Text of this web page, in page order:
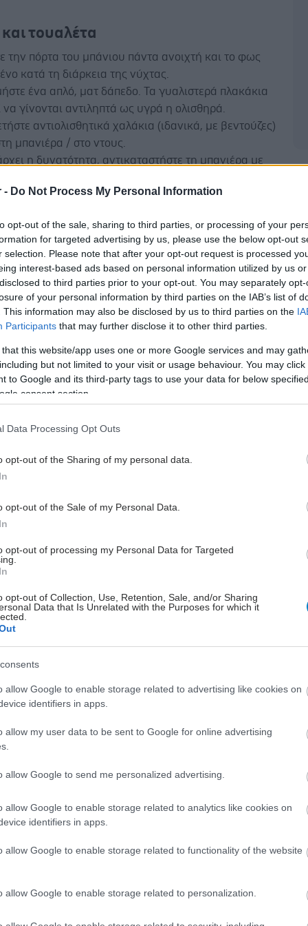
- Do Not Process My Personal Information
opt-out of the sale, sharing to third parties, or processing of your
for targeted advertising by us, please use the below opt-out
selection. Please note that after your opt-out request is processed
interest-based ads based on personal information utilized by us
to third parties prior to your opt-out. You may separately
of your personal information by third parties on the IAB’s list of
This information may also be disclosed by us to third parties on the
Participants that may further disclose it to other third parties.
that this website/app uses one or more Google services and may
but not limited to your visit or usage behaviour. You may
to Google and its third-party tags to use your data for below
consent section.
Data Processing Opt Outs
opt-out of the Sharing of my personal data.
opt-out of the Sale of my Personal Data.
opt-out of processing my Personal Data for Targeted
opt-out of Collection, Use, Retention, Sale, and/or Sharing
Data that Is Unrelated with the Purposes for which it
allow Google to enable storage related to advertising like cookies on
identifiers in apps.
allow my user data to be sent to Google for online advertising
allow Google to send me personalized advertising.
allow Google to enable storage related to analytics like cookies on
identifiers in apps.
allow Google to enable storage related to functionality of the website
allow Google to enable storage related to personalization.
τουαλέτα
την πόρτα του μπάνιου πάντα ανοιχτή και το φως
κατά τη διάρκεια της νύχτας.
ένα απλό, ματ δάπεδο. Τα γυαλιστερά πλακάκια
να γίνονται αντιληπτά ως υγρά η ολισθηρά.
αντιολισθητικά χαλάκια (ιδανικά, με βεντούζες)
μπανιέρα / στο ντους.
η δυνατότητα, αντικαταστήστε τη μπανιέρα με
αυτοκόλλητα ώστε να ξεχωρίζει στη βρύση
τη θερμοκρασία του ζεστού νερού με στόχο την
εγκαυμάτων.
προσθέστε κάθισμα ντους ή μπανιέρας.
ότι υπάρχει σιφόνι δαπέδου σε περίπτωση που
ανοιχτή η βρύση.
χειρολαβές δίπλα στη λεκάνη και το ντους.
αν η τουαλέτα έχει άνετο ύψος. Αν είναι χαμηλή,
ανυψωτικό κάθισμα.
κάθισμα τουαλέτας σε έντονο χρώμα για
οπτική διάκριση.
αντικείμενα καθημερινής υγιεινής (π.χ.
βοηθά, τοποθετήστε ετικέτες στα προϊόντα
πετσέτες και ρολά τουαλέτας σε έντονα
τα φάρμακα και τα προϊόντα καθαρισμού (π.χ.
σε ντουλάπι με κλειδαριά/ασφάλεια.
φωτισμό με αισθητήρα κίνησης ώστε να
με ασφάλεια οι νυχτερινές μετακινήσεις.
φωτιστικά οροφής και τοίχου αντί για
απλά, χρωματιστά κλινοσκεπάσματα που
σε αντίθεση με το χρώμα στους τοίχους και το
τη χρήση ηλεκτρικού υποστρώματος.
στο δωμάτιο μία σταθερή καρέκλα για στήριξη
ντύσιμο.
για την εποχή.
ότι υπάρχει εύκολη πρόσβαση στα αντικείμενα
τα ανοιχτά ράφια. Αν χρειάζεται, τοποθετήστε